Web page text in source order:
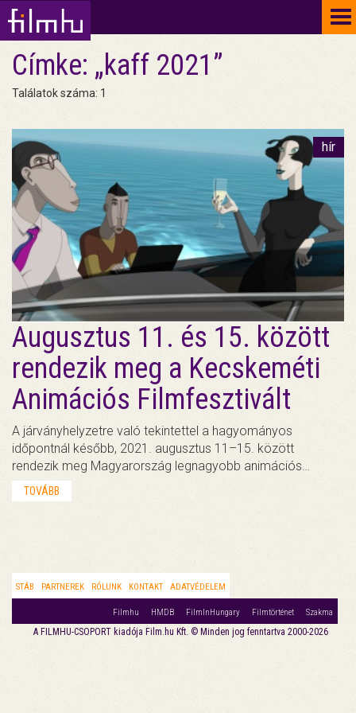
Címke: „kaff 2021”
Találatok száma: 1
hír
Augusztus 11. és 15. között
rendezik meg a Kecskeméti
Animációs Filmfesztivált
A járványhelyzetre való tekintettel a hagyományos
időpontnál később, 2021. augusztus 11–15. között
rendezik meg Magyarország legnagyobb animációs…
TOVÁBB
STÁB PARTNEREK RÓLUNK KONTAKT ADATVÉDELEM
Filmhu HMDB FilmInHungary Filmtörténet Szakma
A FILMHU-CSOPORT kiadója Film.hu Kft. © Minden jog fenntartva 2000-2026